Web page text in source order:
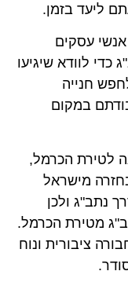
ליעד בזמן.
עסקים
לוודא שיגיעו
חנייה
במקום
לטירת הכרמל,
מישראל
נתב"ג ולכן
מטירת הכרמל.
ציבורית ונוח